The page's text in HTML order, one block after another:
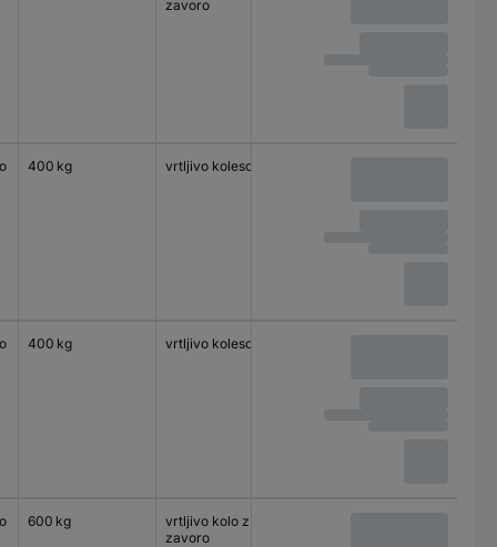
zavoro
400 kg vrtljivo kolesce
400 kg vrtljivo kolesce
600 kg
vrtljivo kolo z
zavoro